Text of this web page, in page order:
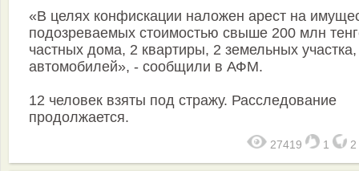
«В целях конфискации наложен арест на
подозреваемых стоимостью свыше 200 млн
частных дома, 2 квартиры, 2 земельных
автомобилей», - сообщили в АФМ.
12 человек взяты под стражу. Расследование
продолжается.
27419 1 2